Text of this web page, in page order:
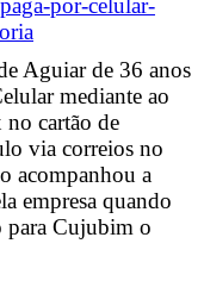
Aguiar de 36 anos
mediante ao
cartão de
via correios no
acompanhou a
empresa quando
para Cujubim o